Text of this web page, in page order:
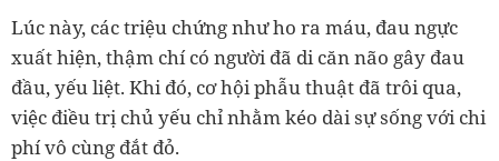
Lúc này, các triệu chứng như ho ra máu, đau ngực
xuất hiện, thậm chí có người đã di căn não gây đau
đầu, yếu liệt. Khi đó, cơ hội phẫu thuật đã trôi qua,
việc điều trị chủ yếu chỉ nhằm kéo dài sự sống với chi
phí vô cùng đắt đỏ.